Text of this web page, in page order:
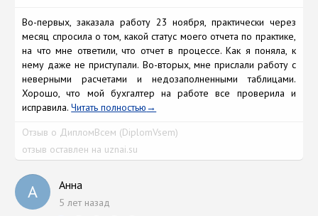
Во-первых, заказала работу 23 ноября, практически через
месяц спросила о том, какой статус моего отчета по практике,
на что мне ответили, что отчет в процессе. Как я поняла, к
нему даже не приступали. Во-вторых, мне прислали работу с
неверными расчетами и недозаполненными таблицами.
Хорошо, что мой бухгалтер на работе все проверила и
исправила.Читать полностью
Отзыв о ДипломВсем (DiplomVsem)
отзыв оставлен на uznai.su
А Анна
5 лет назад